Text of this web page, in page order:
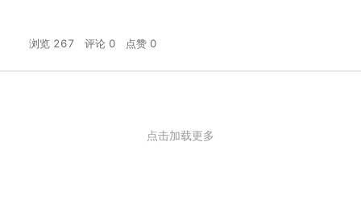
浏览 267 评论 0 点赞 0
点击加载更多